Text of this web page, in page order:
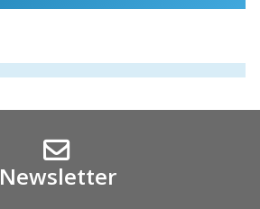
Newsletter